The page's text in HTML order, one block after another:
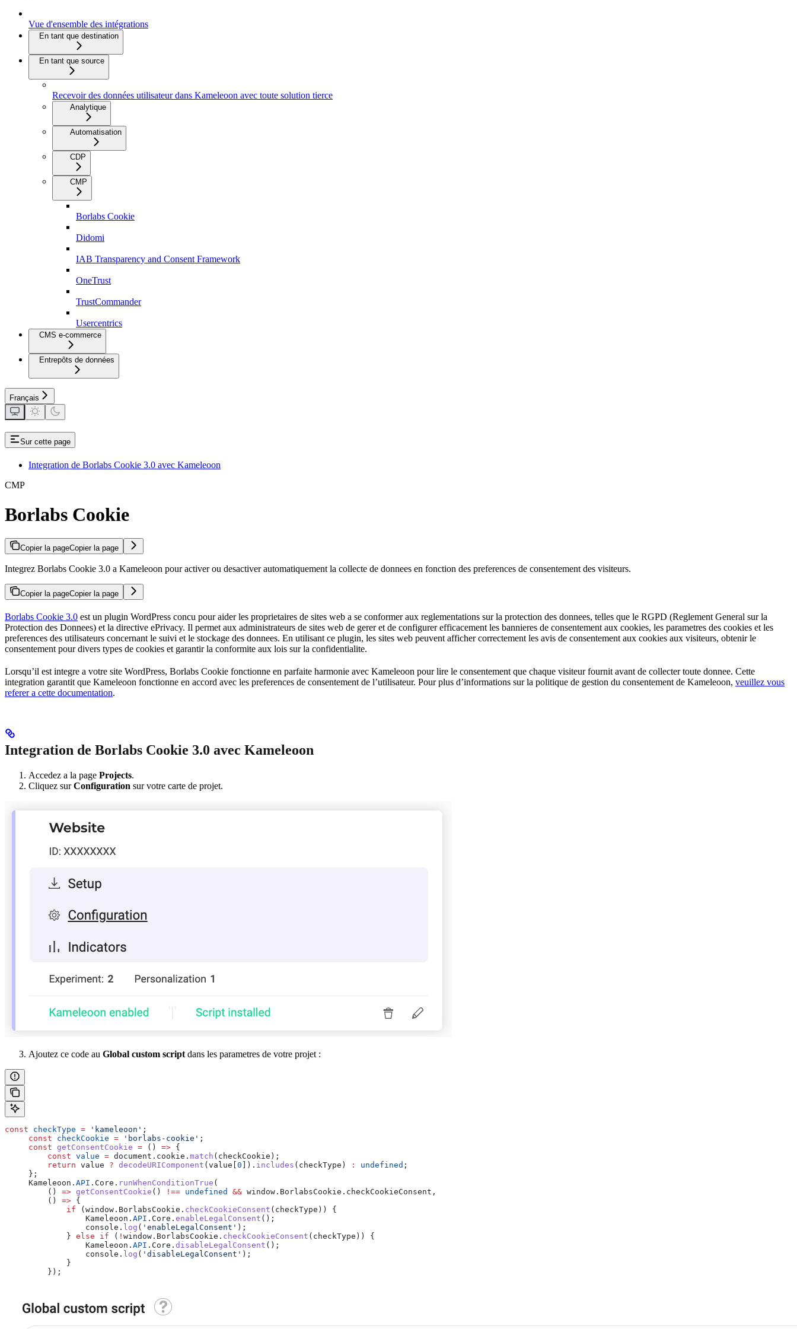
Vue d'ensemble des intégrations
En tant que destination
En tant que source
Recevoir des données utilisateur dans Kameleoon avec toute solution tierce
Analytique
Automatisation
CDP
CMP
Borlabs Cookie
Didomi
IAB Transparency and Consent Framework
OneTrust
TrustCommander
Usercentrics
CMS e-commerce
Entrepôts de données
Français
Sur cette page
Integration de Borlabs Cookie 3.0 avec Kameleoon
CMP
Borlabs Cookie
Copier la pageCopier la page
Integrez Borlabs Cookie 3.0 a Kameleoon pour activer ou desactiver automatiquement la collecte de donnees en fonction des preferences de consentement des visiteurs.
Copier la pageCopier la page
Borlabs Cookie 3.0 est un plugin WordPress concu pour aider les proprietaires de sites web a se conformer aux reglementations sur la protection des donnees, telles que le RGPD (Reglement General sur la
Protection des Donnees) et la directive ePrivacy. Il permet aux administrateurs de sites web de gerer et de configurer efficacement les bannieres de consentement aux cookies, les parametres des cookies et les
preferences des utilisateurs concernant le suivi et le stockage des donnees. En utilisant ce plugin, les sites web peuvent afficher correctement les avis de consentement aux cookies aux visiteurs, obtenir le
consentement pour divers types de cookies et garantir la conformite aux lois sur la confidentialite.
Lorsqu’il est integre a votre site WordPress, Borlabs Cookie fonctionne en parfaite harmonie avec Kameleoon pour lire le consentement que chaque visiteur fournit avant de collecter toute donnee. Cette
integration garantit que Kameleoon fonctionne en accord avec les preferences de consentement de l’utilisateur. Pour plus d’informations sur la politique de gestion du consentement de Kameleoon, veuillez vous
referer a cette documentation.
Integration de Borlabs Cookie 3.0 avec Kameleoon
Accedez a la page Projects.
Cliquez surConfiguration sur votre carte de projet.
Ajoutez ce code au Global custom script dans les parametres de votre projet :
const checkType = 'kameleoon' ;
     const
checkCookie = 'borlabs-cookie' ;
     const
getConsentCookie = () => {
         const
value = document . cookie . match ( checkCookie );
         return
value ? decodeURIComponent ( value 0 ]). includes ( checkType ) : undefined ;
     };
     Kameleoon
. API . Core . runWhenConditionTrue (
         ()
=> getConsentCookie () !== undefined && window . BorlabsCookie . checkCookieConsent ,
         ()
=> {
             if
( window . BorlabsCookie . checkCookieConsent ( checkType )) {
                 Kameleoon
. API . Core . enableLegalConsent ();
                 console
. log ( 'enableLegalConsent' );
             }
else if ( ! window . BorlabsCookie . checkCookieConsent ( checkType )) {
                 Kameleoon
. API . Core . disableLegalConsent ();
                 console
. log ( 'disableLegalConsent' );
             }
         });